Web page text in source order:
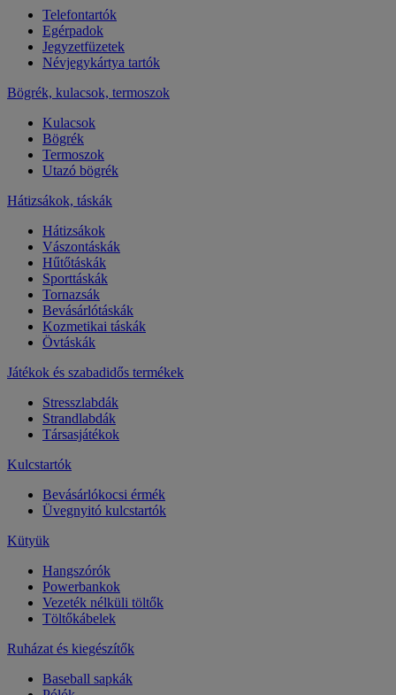
Telefontartók
Egérpadok
Jegyzetfüzetek
Névjegykártya tartók
Bögrék, kulacsok, termoszok
Kulacsok
Bögrék
Termoszok
Utazó bögrék
Hátizsákok, táskák
Hátizsákok
Vászontáskák
Hűtőtáskák
Sporttáskák
Tornazsák
Bevásárlótáskák
Kozmetikai táskák
Övtáskák
Játékok és szabadidős termékek
Stresszlabdák
Strandlabdák
Társasjátékok
Kulcstartók
Bevásárlókocsi érmék
Üvegnyitó kulcstartók
Kütyük
Hangszórók
Powerbankok
Vezeték nélküli töltők
Töltőkábelek
Ruházat és kiegészítők
Baseball sapkák